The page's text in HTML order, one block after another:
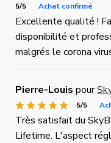
5/5 Achat confirmé
Excellente qualité !
disponibilité et
malgrés le corona
Pierre-Louis pour
5/5
Très satisfait du
Lifetime. L'aspect